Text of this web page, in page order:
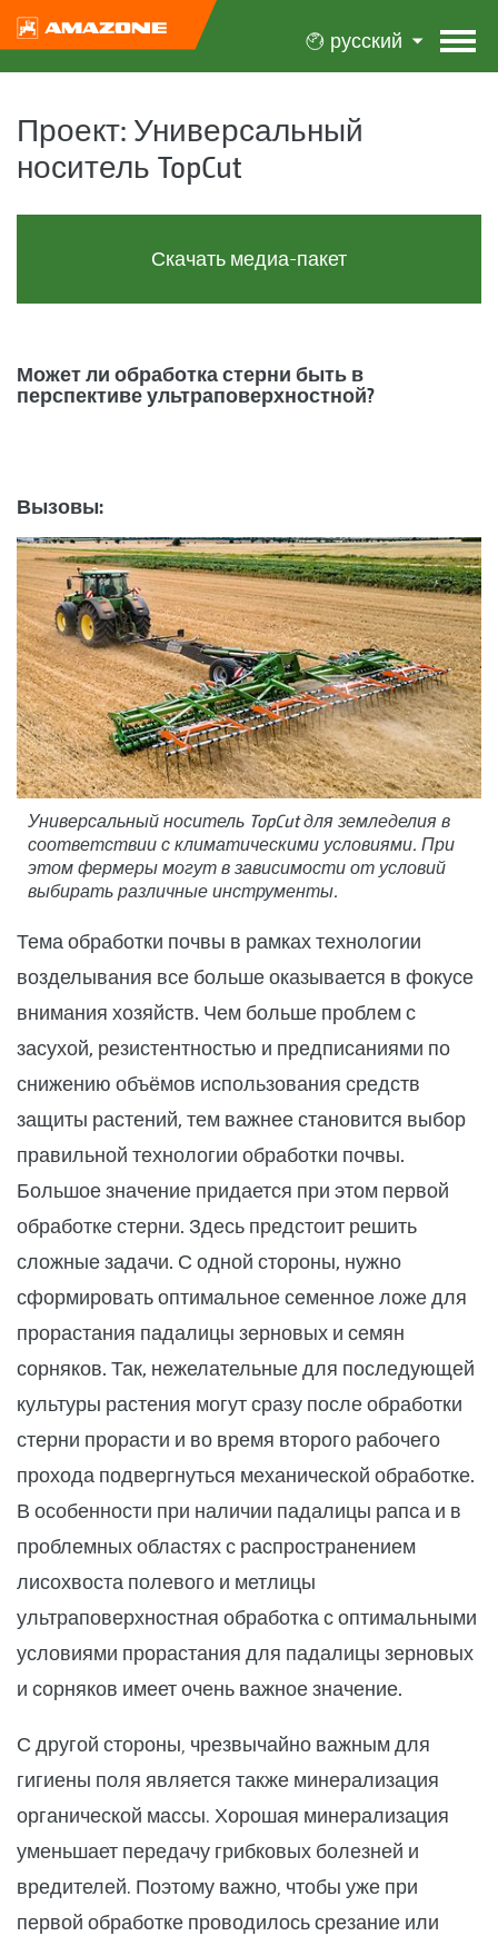
русский
Проект: Универсальный
носитель TopCut
Скачать медиа-пакет
Может ли обработка стерни быть в
перспективе ультраповерхностной?
Вызовы:
Универсальный носитель TopCut для земледелия в
соответствии с климатическими условиями. При
этом фермеры могут в зависимости от условий
выбирать различные инструменты.
Тема обработки почвы в рамках технологии
возделывания все больше оказывается в фокусе
внимания хозяйств. Чем больше проблем с
засухой, резистентностью и предписаниями по
снижению объёмов использования средств
защиты растений, тем важнее становится выбор
правильной технологии обработки почвы.
Большое значение придается при этом первой
обработке стерни. Здесь предстоит решить
сложные задачи. С одной стороны, нужно
сформировать оптимальное семенное ложе для
прорастания падалицы зерновых и семян
сорняков. Так, нежелательные для последующей
культуры растения могут сразу после обработки
стерни прорасти и во время второго рабочего
прохода подвергнуться механической обработке.
В особенности при наличии падалицы рапса и в
проблемных областях с распространением
лисохвоста полевого и метлицы
ультраповерхностная обработка с оптимальными
условиями прорастания для падалицы зерновых
и сорняков имеет очень важное значение.
С другой стороны, чрезвычайно важным для
гигиены поля является также минерализация
органической массы. Хорошая минерализация
уменьшает передачу грибковых болезней и
вредителей. Поэтому важно, чтобы уже при
первой обработке проводилось срезание или